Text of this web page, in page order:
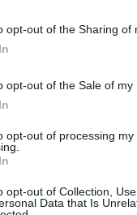
opt-out of the Sharing of
opt-out of the Sale of my
opt-out of processing
opt-out of Collection,
Data that Is
kakaóval és
a szobából. Nekem
helyet a hangnak,
buta viccek